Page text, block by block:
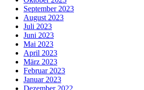
September 2023
August 2023
Juli 2023
Juni 2023
Mai 2023
April 2023
März 2023
Februar 2023
Januar 2023